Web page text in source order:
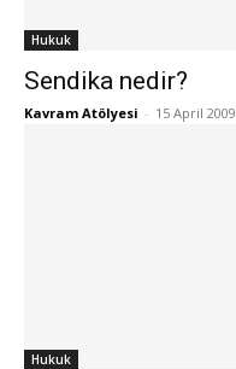
Hukuk
Sendika nedir?
Kavram Atölyesi - 15 April 2009
Hukuk